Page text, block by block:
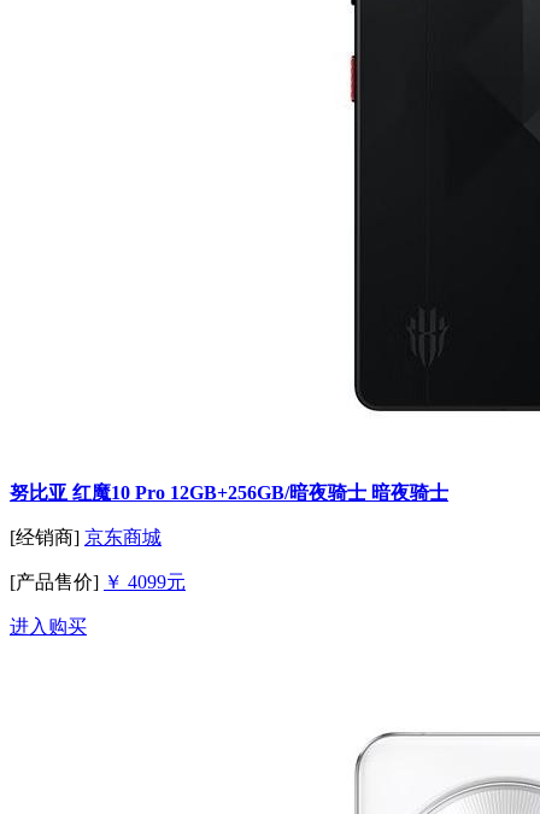
努比亚 红魔10 Pro 12GB+256GB/暗夜骑士 暗夜骑士
[经销商] 京东商城
[产品售价] ￥ 4099元
进入购买